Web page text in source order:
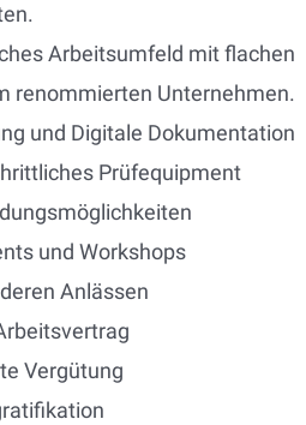
Arbeitsumfeld mit flachen
renommierten Unternehmen.
und Digitale Dokumentation
Prüfequipment
und Workshops
Anlässen
Vergütung